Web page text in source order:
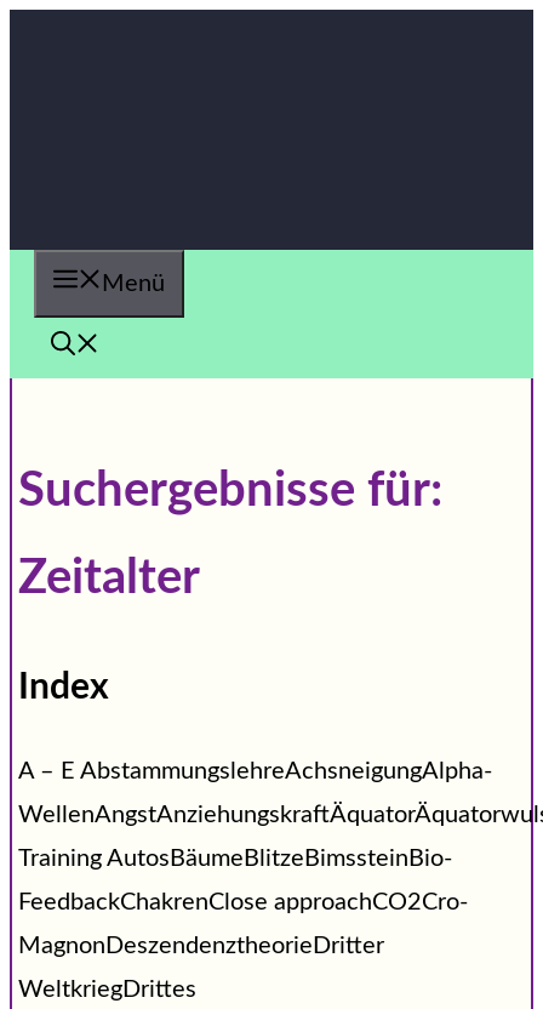
Menü
Suchergebnisse für:
Zeitalter
Index
A – E AbstammungslehreAchsneigungAlpha-
Training AutosBäumeBlitzeBimssteinBio-
FeedbackChakrenClose approachCO2Cro-
MagnonDeszendenztheorieDritter
WeltkriegDrittes